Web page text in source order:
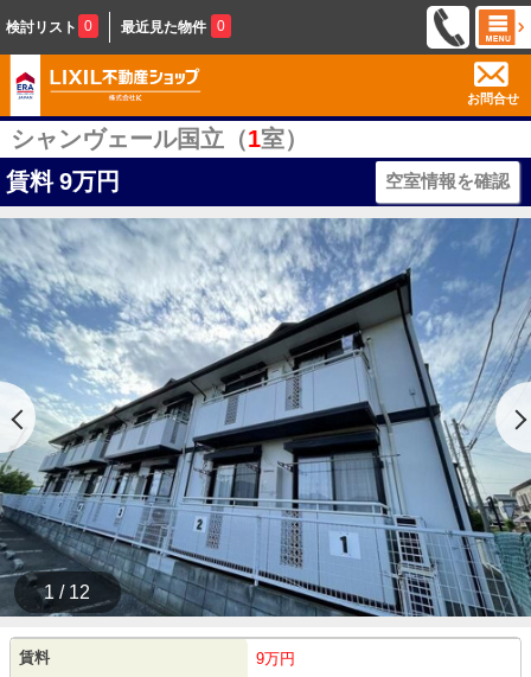
検討リスト 0 最近見た物件 0
お問合せ
シャンヴェール国立（1室）
賃料 9万円 空室情報を確認
1 / 12
賃料 9万円